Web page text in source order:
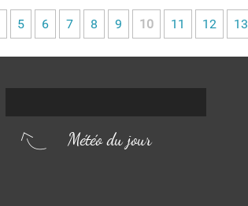
5 6 7 8 9 10 11 12 13
Météo du jour